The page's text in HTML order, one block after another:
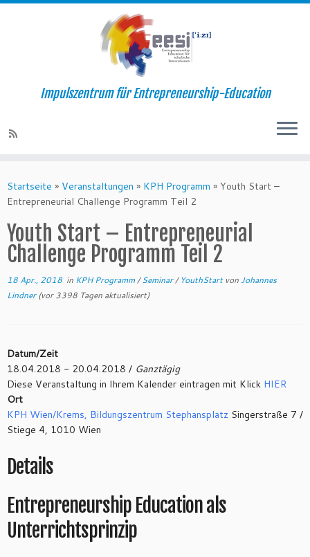
Impulszentrum für Entrepreneurship-Education
Startseite » Veranstaltungen » KPH Programm » Youth Start –
Entrepreneurial Challenge Programm Teil 2
Youth Start – Entrepreneurial
Challenge Programm Teil 2
18 Apr., 2018 in KPH Programm/Seminar/ YouthStart vonJohannes
Lindner(vor 3398 Tagen aktualisiert)
Datum/Zeit
18.04.2018 - 20.04.2018 / Ganztägig
Diese Veranstaltung in Ihrem Kalender eintragen mit Klick HIER
Ort
KPH Wien/Krems, Bildungszentrum Stephansplatz Singerstraße 7 /
Stiege 4, 1010 Wien
Details
Entrepreneurship Education als
Unterrichtsprinzip